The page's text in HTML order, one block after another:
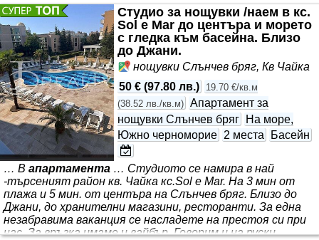
обзаведен Кухненски Бокс, Спалня, Баня с Тоалетна,
Тераса с мека мебел и Тента. Климатик, Kафе Машина
Nespresso; Тv, ел. Бойлер, Хладилник, Микровълнова
Печка, Тостер, Кана за Вода; Прибори и др.. Терасата
Студио за нощувки /наем в кс.
Sol e Mar до центъра и морето
с гледка към басейна. Близо
до Джани.
нощувки Слънчев бряг, Кв Чайка
50 € (97.80 лв.)
19.70 €/кв.м
(38.52 лв./кв.м) Апартамент за
нощувки Слънчев бряг
На море,
Южно черноморие 2 места Басейн
… В апартамента … Студиото се намира в най
-търсеният район кв. Чайка кс.Sol e Mar. На 3 мин от
плажа и 5 мин. от центъра на Слънчев бряг. Близо до
Джани, до хранителни магазини, ресторанти. За една
незабравима ваканция се насладете на престоя си при
нас. За връзка имаме и вайбър. Говорим и на руски.